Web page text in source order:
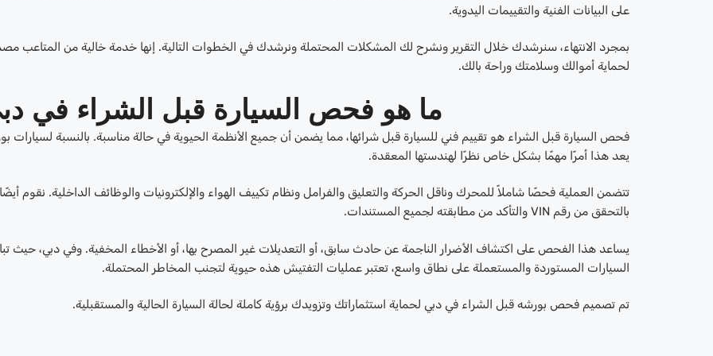
على البيانات الفنية والتقييمات اليدوية.
بمجرد الانتهاء، سنرشدك خلال التقرير ونشرح لك المشكلات المحتملة ونرشدك في الخطوات التالية. إنها خدمة خالية من المتاعب
لحماية أموالك وسلامتك وراحة بالك.
ما هو فحص السيارة قبل الشراء في
فحص السيارة قبل الشراء هو تقييم فني للسيارة قبل شرائها، مما يضمن أن جميع الأنظمة الحيوية في حالة مناسبة. بالنسبة لسيارات
يعد هذا أمرًا مهمًا بشكل خاص نظرًا لهندستها المعقدة.
تتضمن العملية فحصًا شاملاً للمحرك وناقل الحركة والتعليق والفرامل ونظام تكييف الهواء والإلكترونيات والوظائف الداخلية. نقوم أيضًا
بالتحقق من رقم VIN والتأكد من مطابقته لجميع المستندات.
يساعد هذا الفحص على اكتشاف الأضرار الناجمة عن حادث سابق، أو التعديلات غير المصرح بها، أو الأخطاء المخفية. وفي دبي، حيث
السيارات المستوردة والمستعملة على نطاق واسع، تعتبر عمليات التفتيش هذه حيوية لتجنب المخاطر المحتملة.
تم تصميم فحص بورشه قبل الشراء في دبي لحماية استثماراتك وتزويدك برؤية كاملة لحالة السيارة الحالية والمستقبلية.